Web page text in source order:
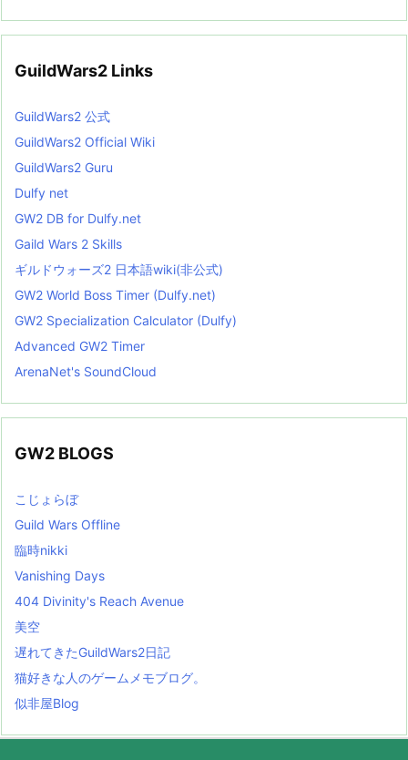
GuildWars2 Links
GuildWars2 公式
GuildWars2 Official Wiki
GuildWars2 Guru
Dulfy net
GW2 DB for Dulfy.net
Gaild Wars 2 Skills
ギルドウォーズ2 日本語wiki(非公式)
GW2 World Boss Timer (Dulfy.net)
GW2 Specialization Calculator (Dulfy)
Advanced GW2 Timer
ArenaNet's SoundCloud
GW2 BLOGS
こじょらぼ
Guild Wars Offline
臨時nikki
Vanishing Days
404 Divinity's Reach Avenue
美空
遅れてきたGuildWars2日記
猫好きな人のゲームメモブログ。
似非屋Blog